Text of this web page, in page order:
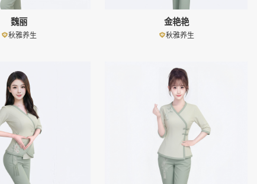
魏丽
秋雅养生
金艳艳
秋雅养生